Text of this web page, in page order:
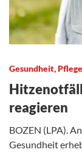
Gesundheit,
reagieren
BOZEN (LPA).
Gesundheit